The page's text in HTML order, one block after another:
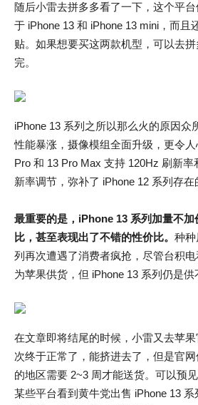
随后小雷去拼多多看了一下，这个平
于 iPhone 13 和 iPhone 13 mini，而且
贴。如果想要买这两款机型，可以去
完。
iPhone 13 系列之所以那么火的原因众
性能暴涨，摄像模组全面升级，更令
Pro 和 13 Pro Max 支持 120Hz 刷新率
新率调节，弥补了 iPhone 12 系列存在
最重要的是，iPhone 13 系列加量不
比，甚至表现出了不错的性价比。 种种
列再次遭遇了消费者疯抢，尽管台积
为苹果供货，但 iPhone 13 系列仍是供
在文章即将结尾的时候，小雷又去苹
次终于正常了，能挤进去了，但是官
的地区需要 2~3 周才能送货。可以预
某些平台看到黄牛党出售 iPhone 13